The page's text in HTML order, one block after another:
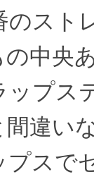
のス
の中央
ップ
間違い
プスで